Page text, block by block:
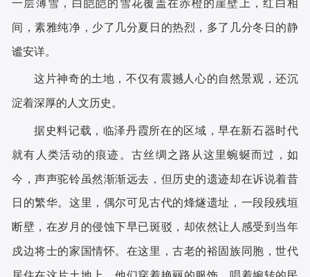
一层薄雪，白皑皑的雪花覆盖在赤橙的崖壁上，红白相
间，素雅纯净，少了几分夏日的热烈，多了几分冬日的静
谧安详。
这片神奇的土地，不仅有震撼人心的自然景观，还沉
淀着深厚的人文历史。
据史料记载，临泽丹霞所在的区域，早在新石器时代
就有人类活动的痕迹。古丝绸之路从这里蜿蜒而过，如
今，声声驼铃虽然渐渐远去，但历史的遗迹却在诉说着昔
日的繁华。这里，偶尔可见古代的烽燧遗址，一段段残垣
断壁，在岁月的侵蚀下早已斑驳，却依然让人感受到当年
戍边将士的家国情怀。在这里，古老的裕固族同胞，世代